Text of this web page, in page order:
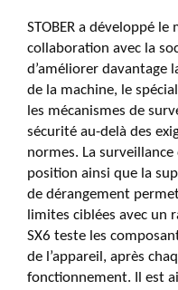
STOBER a développé
collaboration avec la
d’améliorer
de la machine, le
les mécanismes de
sécurité au-delà des
normes. La
position ainsi que la
de dérangement
limites ciblées avec
SX6 teste les
de l’appareil, après
fonctionnement. Il est